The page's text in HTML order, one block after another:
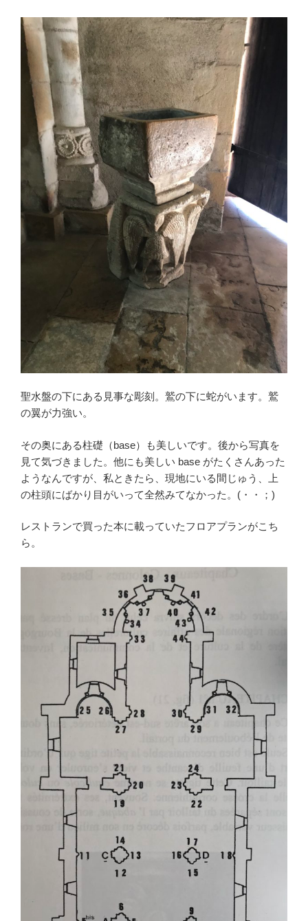
聖水盤の下にある見事な彫刻。鷲の下に蛇がいます。鷲
の翼が力強い。
その奥にある柱礎（base）も美しいです。後から写真を
見て気づきました。他にも美しい base がたくさんあった
ようなんですが、私ときたら、現地にいる間じゅう、上
の柱頭にばかり目がいって全然みてなかった。(・・；)
レストランで買った本に載っていたフロアプランがこち
ら。